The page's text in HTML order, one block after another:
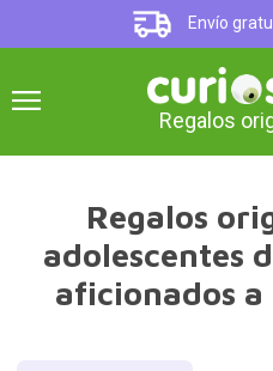
Envío
Regalos
Regalos
adolescentes
aficionados